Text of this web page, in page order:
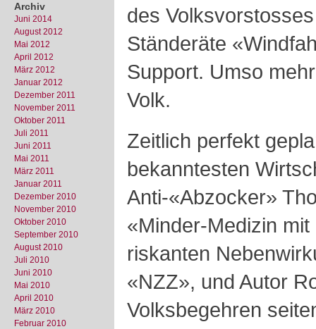
Archiv
Juni 2014
August 2012
Mai 2012
April 2012
März 2012
Januar 2012
Dezember 2011
November 2011
Oktober 2011
Juli 2011
Juni 2011
Mai 2011
März 2011
Januar 2011
Dezember 2010
November 2010
Oktober 2010
September 2010
August 2010
Juli 2010
Juni 2010
Mai 2010
April 2010
März 2010
Februar 2010
des
Ständeräte
Support. Umso
Volk.
Zeitlich perfekt
bekanntesten
Anti-«Abzocker»
«Minder-Medizin
riskanten
«NZZ», und Autor
Volksbegehren